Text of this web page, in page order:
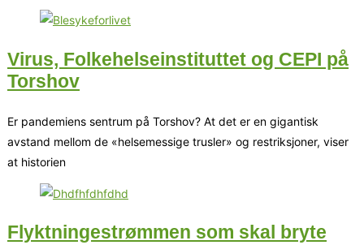
Virus, Folkehelseinstituttet og CEPI på
Torshov
Er pandemiens sentrum på Torshov? At det er en gigantisk
avstand mellom de «helsemessige trusler» og restriksjoner, viser
at historien
Flyktningestrømmen som skal bryte